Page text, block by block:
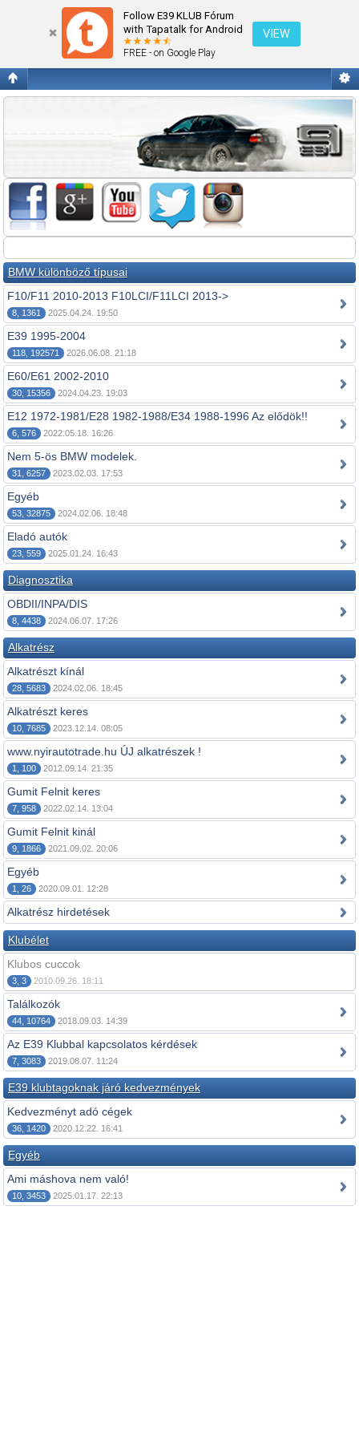
Follow E39 KLUB Fórum
with Tapatalk for Android
FREE - on Google Play
VIEW
Fórum kezdőlap megtekintése
BMW különböző típusai
F10/F11 2010-2013 F10LCI/F11LCI 2013->
8, 1361 2025.04.24. 19:50
E39 1995-2004
118, 192571 2026.06.08. 21:18
E60/E61 2002-2010
30, 15356 2024.04.23. 19:03
E12 1972-1981/E28 1982-1988/E34 1988-1996 Az elődök!!
6, 576 2022.05.18. 16:26
Nem 5-ös BMW modelek.
31, 6257 2023.02.03. 17:53
Egyéb
53, 32875 2024.02.06. 18:48
Eladó autók
23, 559 2025.01.24. 16:43
Diagnosztika
OBDII/INPA/DIS
8, 4438 2024.06.07. 17:26
Alkatrész
Alkatrészt kínál
28, 5683 2024.02.06. 18:45
Alkatrészt keres
10, 7685 2023.12.14. 08:05
www.nyirautotrade.hu ÚJ alkatrészek !
1, 100 2012.09.14. 21:35
Gumit Felnit keres
7, 958 2022.02.14. 13:04
Gumit Felnit kinál
9, 1866 2021.09.02. 20:06
Egyéb
1, 26 2020.09.01. 12:28
Alkatrész hirdetések
Klubélet
Klubos cuccok
3, 3 2010.09.26. 18:11
Találkozók
44, 10764 2018.09.03. 14:39
Az E39 Klubbal kapcsolatos kérdések
7, 3083 2019.08.07. 11:24
E39 klubtagoknak járó kedvezmények
Kedvezményt adó cégek
36, 1420 2020.12.22. 16:41
Egyéb
Ami máshova nem való!
10, 3453 2025.01.17. 22:13